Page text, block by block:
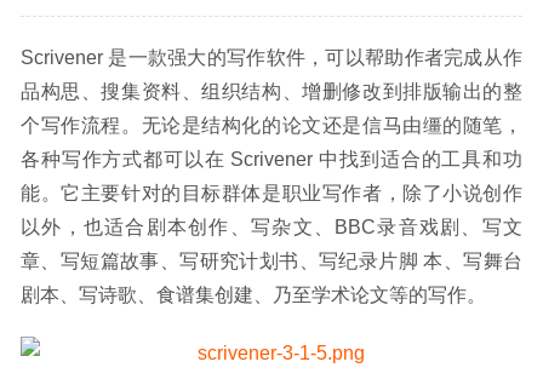
Scrivener 是一款强大的写作软件，可以帮助作者完成从作
品构思、搜集资料、组织结构、增删修改到排版输出的整
个写作流程。无论是结构化的论文还是信马由缰的随笔，
各种写作方式都可以在 Scrivener 中找到适合的工具和功
能。它主要针对的目标群体是职业写作者，除了小说创作
以外，也适合剧本创作、写杂文、BBC录音戏剧、写文
章、写短篇故事、写研究计划书、写纪录片脚 本、写舞台
剧本、写诗歌、食谱集创建、乃至学术论文等的写作。